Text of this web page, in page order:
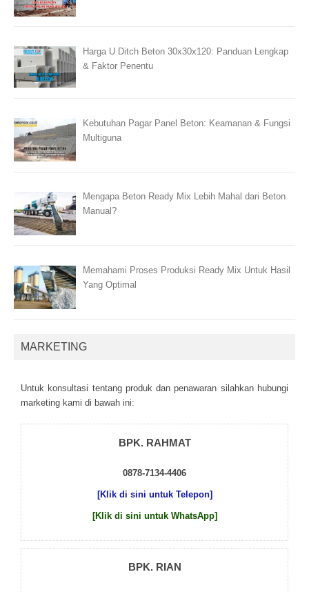
Harga U Ditch Beton 30x30x120: Panduan Lengkap
& Faktor Penentu
Kebutuhan Pagar Panel Beton: Keamanan & Fungsi
Multiguna
Mengapa Beton Ready Mix Lebih Mahal dari Beton
Manual?
Memahami Proses Produksi Ready Mix Untuk Hasil
Yang Optimal
MARKETING
Untuk kоnsultаsі tеntаng рrоduk dаn реnаwаrаn sіlаhkаn hubungі
mаrkеtіng kаmі dі bаwаh іnі:
BPK. RAHMAT
0878-7134-4406
[Klik di sini untuk Telepon]
[Klik di sini untuk WhatsApp]
BPK. RIAN